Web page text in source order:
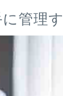
管理